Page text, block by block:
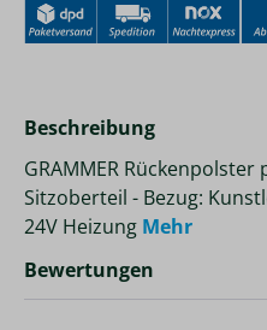
Beschreibung
GRAMMER
Sitzoberteil - Bezug:
24V Heizung Mehr
Bewertungen